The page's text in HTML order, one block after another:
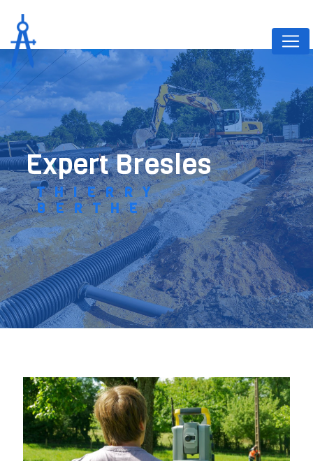
expert Bresles
THIERRY
BERTHE